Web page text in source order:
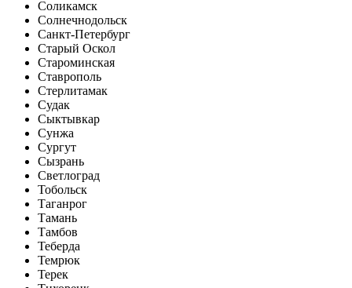
Соликамск
Солнечнодольск
Санкт-Петербург
Старый Оскол
Староминская
Ставрополь
Стерлитамак
Судак
Сыктывкар
Сунжа
Сургут
Сызрань
Светлоград
Тобольск
Таганрог
Тамань
Тамбов
Теберда
Темрюк
Терек